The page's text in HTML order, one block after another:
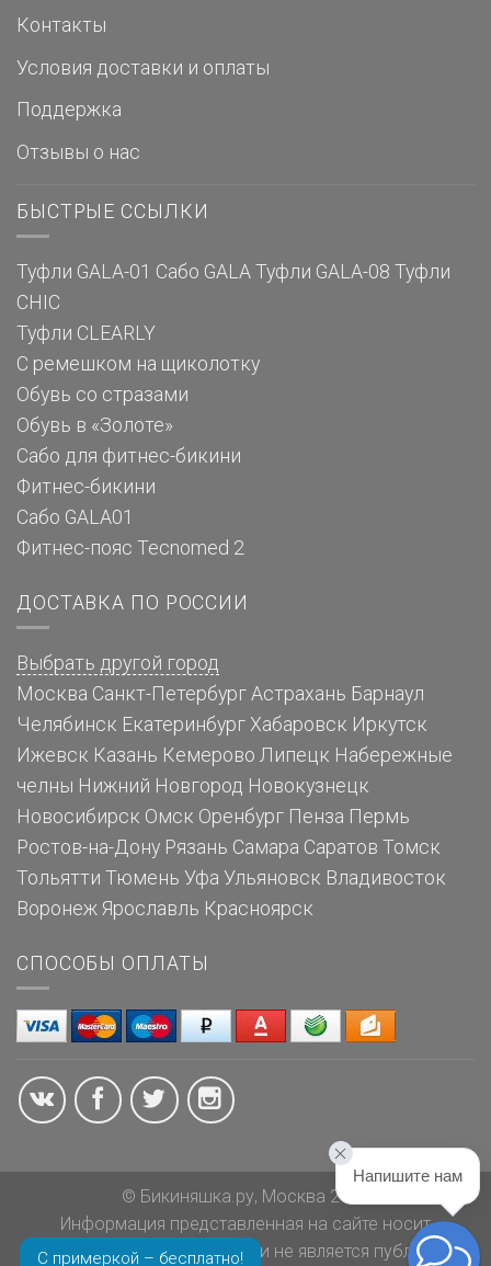
Контакты
Условия доставки и оплаты
Поддержка
Отзывы о нас
БЫСТРЫЕ ССЫЛКИ
Туфли GALA-01 Сабо GALA Туфли GALA-08 Туфли
CHIC
Туфли CLEARLY
С ремешком на щиколотку
Обувь со стразами
Обувь в «Золоте»
Сабо для фитнес-бикини
Фитнес-бикини
Сабо GALA01
Фитнес-пояс Tecnomed 2
ДОСТАВКА ПО РОССИИ
Выбрать другой город
Москва Санкт-Петербург Астрахань Барнаул
Челябинск Екатеринбург Хабаровск Иркутск
Ижевск Казань Кемерово Липецк Набережные
челны Нижний Новгород Новокузнецк
Новосибирск Омск Оренбург Пенза Пермь
Ростов-на-Дону Рязань Самара Саратов Томск
Тольятти Тюмень Уфа Ульяновск Владивосток
Воронеж Ярославль Красноярск
СПОСОБЫ ОПЛАТЫ
С примеркой – бесплатно!
© Бикиняшка.ру, Москва 2026
Информация представленная на сайте носит
ознакомительный характер и не является публичной
Напишите нам